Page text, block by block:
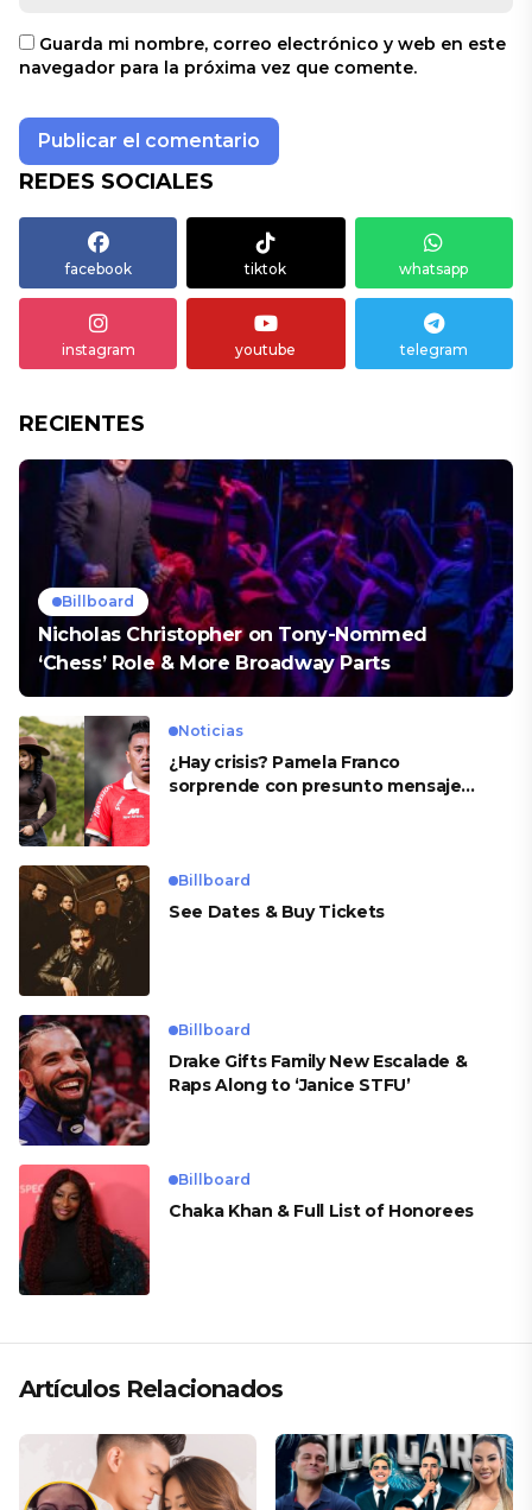
Guarda mi nombre, correo electrónico y web en este
navegador para la próxima vez que comente.
REDES SOCIALES
facebook tiktok whatsapp
instagram youtube telegram
RECIENTES
Billboard
Nicholas Christopher on Tony-Nommed
‘Chess’ Role & More Broadway Parts
Noticias
¿Hay crisis? Pamela Franco
sorprende con presunto mensaje
Billboard
See Dates & Buy Tickets
Billboard
Drake Gifts Family New Escalade &
Raps Along to ‘Janice STFU’
Billboard
Chaka Khan & Full List of Honorees
Artículos Relacionados